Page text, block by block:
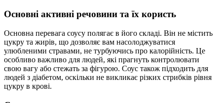
Основні активні речовини та їх користь
Основна перевага соусу полягає в його складі. Він не містить
цукру та жирів, що дозволяє вам насолоджуватися
улюбленими стравами, не турбуючись про калорійність. Це
особливо важливо для людей, які прагнуть контролювати
свою вагу або стежать за фігурою. Соус також підходить для
людей з діабетом, оскільки не викликає різких стрибків рівня
цукру в крові.